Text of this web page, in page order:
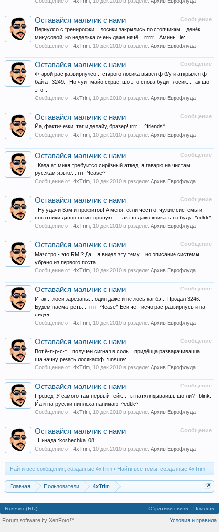
Сообщение
Оставайся мальчик с нами
Вернулсо с тренирофки... лосики закрылись по стопчикам... денёк
минусовой, но неделька очень даже ничё... ггггг... Аминь! :ie:
Сообщение от: 4xTrim 10 дек 2010 в разделе: Архив Еврофлуда
Сообщение
Оставайся мальчик с нами
Фтарой рас развирнулсо... старого лосика вывел ф б/у и аткрылся ф
бай ат 3249... Но чуит майо серце, шо это снова будит лосик... так шо
это...
Сообщение от: 4xTrim 10 дек 2010 в разделе: Архив Еврофлуда
Сообщение
Оставайся мальчик с нами
Йа, фактичезки, таг и делайу, бразер! гггг... ^friends^
Сообщение от: 4xTrim 10 дек 2010 в разделе: Архив Еврофлуда
Сообщение
Оставайся мальчик с нами
Када ат миня требуитсо сирёзный атвед, я гаварю на чистам
русскам языке... ггг ^tease^
Сообщение от: 4xTrim 10 дек 2010 в разделе: Архив Еврофлуда
Сообщение
Оставайся мальчик с нами
Ну удачи Вам и профитов! А меня, если честно, чужие системы и
советники давно не интересуют... так шо даже вникать не буду ^edkk^
Сообщение от: 4xTrim 10 дек 2010 в разделе: Архив Еврофлуда
Сообщение
Оставайся мальчик с нами
Маэстро - это RMI? Да... я видел эту тему... но описание системы
убрано из первого поста...
Сообщение от: 4xTrim 10 дек 2010 в разделе: Архив Еврофлуда
Сообщение
Оставайся мальчик с нами
Итак... лоси зарезаны... один даже и не лось каг бэ... Продал 3246.
Будем пасматреть... ггггг ^tease^ Еси чё - исчо рас развирнусь и на
сёдня...
Сообщение от: 4xTrim 10 дек 2010 в разделе: Архив Еврофлуда
Сообщение
Оставайся мальчик с нами
Вот ё-п-р-с-т... получен сигнал в соль... придёцца разварачивацца...
ща начну резать лосикафф :unsure:
Сообщение от: 4xTrim 10 дек 2010 в разделе: Архив Еврофлуда
Сообщение
Оставайся мальчик с нами
Превед! У самого там первый тейк... ты патхлядываишь шо ли? :blink:
Йа и па-русски ниплоха панимаю ^edkk^
Сообщение от: 4xTrim 10 дек 2010 в разделе: Архив Еврофлуда
Сообщение
Оставайся мальчик с нами
Нинада :koshechka_08:
Сообщение от: 4xTrim 10 дек 2010 в разделе: Архив Еврофлуда
Найти все сообщения, созданные 4xTrim Найти все темы, созданные 4xTrim
Главная Пользователи 4xTrim
Russian (RU) Обратная связь
Помощь
Условия и правила
Forum software by XenForo™